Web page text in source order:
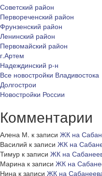
Советский район
Первореченский район
Фрунзенский район
Ленинский район
Первомайский район
г.Артем
Надеждинский р-н
Все новостройки Владивостока
Долгострои
Новостройки России
Комментарии
Алена М. к записи ЖК на
Василий к записи ЖК на
Тимур к записи ЖК на
Марина к записи ЖК на
Нина к записи ЖК на